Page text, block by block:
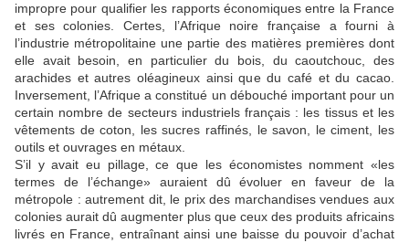
impropre pour qualifier les rapports économiques entre la France
et ses colonies. Certes, l’Afrique noire française a fourni à
l’industrie métropolitaine une partie des matières premières dont
elle avait besoin, en particulier du bois, du caoutchouc, des
arachides et autres oléagineux ainsi que du café et du cacao.
Inversement, l’Afrique a constitué un débouché important pour un
certain nombre de secteurs industriels français : les tissus et les
vêtements de coton, les sucres raffinés, le savon, le ciment, les
outils et ouvrages en métaux.
S’il y avait eu pillage, ce que les économistes nomment «les
termes de l’échange» auraient dû évoluer en faveur de la
métropole : autrement dit, le prix des marchandises vendues aux
colonies aurait dû augmenter plus que ceux des produits africains
livrés en France, entraînant ainsi une baisse du pouvoir d’achat